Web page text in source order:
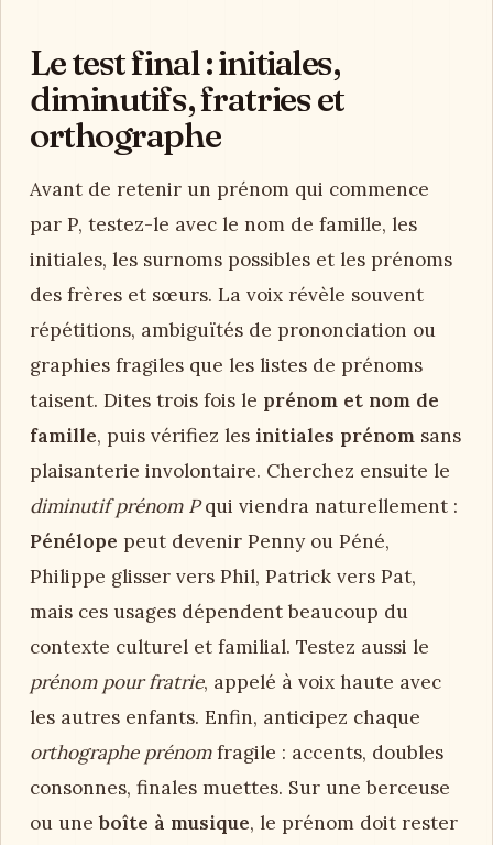
Le test final : initiales,
diminutifs, fratries et
orthographe
Avant de retenir un prénom qui commence
par P, testez-le avec le nom de famille, les
initiales, les surnoms possibles et les prénoms
des frères et sœurs. La voix révèle souvent
répétitions, ambiguïtés de prononciation ou
graphies fragiles que les listes de prénoms
taisent. Dites trois fois le prénom et nom de
famille, puis vérifiez les initiales prénom sans
plaisanterie involontaire. Cherchez ensuite le
diminutif prénom Pqui viendra naturellement :
Pénélope peut devenir Penny ou Péné,
Philippe glisser vers Phil, Patrick vers Pat,
mais ces usages dépendent beaucoup du
contexte culturel et familial. Testez aussi le
prénom pour fratrie, appelé à voix haute avec
les autres enfants. Enfin, anticipez chaque
orthographe prénomfragile : accents, doubles
consonnes, finales muettes. Sur une berceuse
ou uneboîte à musique, le prénom doit rester